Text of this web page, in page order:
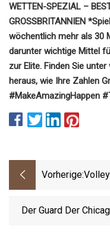
WETTEN-SPEZIAL –
GROSSBRITANNIEN
wöchentlich mehr als 30
darunter wichtige Mittel
zur Elite. Finden Sie
heraus, wie Ihre Zahlen
#MakeAmazingHappen
Vorherige:
Ab
Der Guard Der